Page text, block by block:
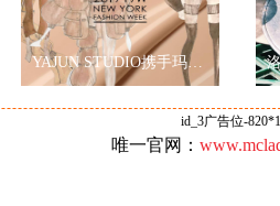
YAJUN STUDIO携手玛丽黛佳色彩工作室2019秋冬纽约时装周玩转跨界
id_3广告位-
唯一官网：